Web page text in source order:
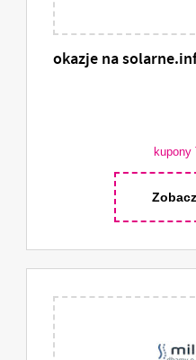
okazje na
kupony